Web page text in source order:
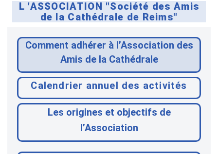
L 'ASSOCIATION "Société des Amis
de la Cathédrale de Reims"
Comment adhérer à l’Association des
Amis de la Cathédrale
Calendrier annuel des activités
Les origines et objectifs de
l’Association